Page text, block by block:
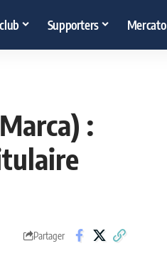
Supporters Mercato
:
Partager